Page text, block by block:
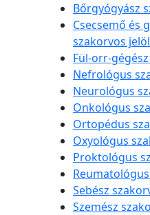
Bőrgyógyász
Csecsemő és
szakorvos
Fül-orr-
Nefrológus
Neurológus
Onkológus
Ortopédus
Oxyológus
Proktológus
Sebész
Szemész